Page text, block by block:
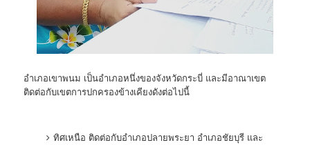
อำเภอเขาพนม เป็นอำเภอหนึ่งของจังหวัดกระบี่ และมีอาณาเขต
ติดต่อกับเขตการปกครองข้างเคียงดังต่อไปนี้
ทิศเหนือ ติดต่อกับอำเภอปลายพระยา อำเภอชัยบุรี และ